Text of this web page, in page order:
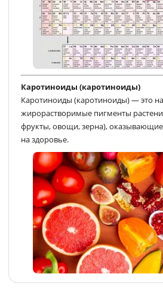
Каротиноиды (каротиноиды)
Каротиноиды (каротиноиды) — это
жирорастворимые пигменты
фрукты, овощи, зерна), оказывающие
на здоровье.